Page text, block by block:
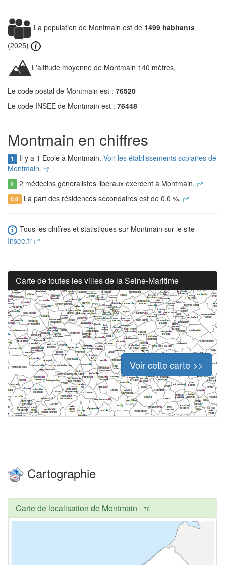
La population de Montmain est de 1499 habitants
(2025)
L'altitude moyenne de Montmain 140 mètres.
Le code postal de Montmain est : 76520
Le code INSEE de Montmain est : 76448
Montmain en chiffres
1 Il y a 1 Ecole à Montmain. Voir les établissements scolaires de
Montmain.
2 2 médecins généralistes liberaux exercent à Montmain.
0.0 La part des résidences secondaires est de 0.0 %.
Tous les chiffres et statistiques sur Montmain sur le site
Insee.fr
Carte de toutes les villes de la Seine-Maritime
Voir cette carte >>
Cartographie
Carte de localisation de Montmain - 76